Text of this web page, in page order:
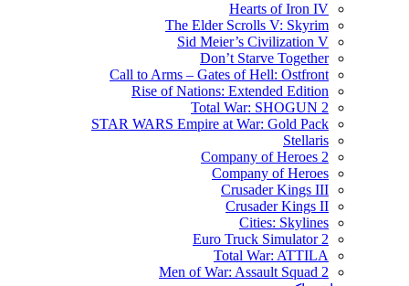
Hearts of Iron IV
The Elder Scrolls V: Skyrim
Sid Meier’s Civilization V
Don’t Starve Together
Call to Arms – Gates of Hell: Ostfront
Rise of Nations: Extended Edition
Total War: SHOGUN 2
STAR WARS Empire at War: Gold Pack
Stellaris
Company of Heroes 2
Company of Heroes
Crusader Kings III
Crusader Kings II
Cities: Skylines
Euro Truck Simulator 2
Total War: ATTILA
Men of War: Assault Squad 2